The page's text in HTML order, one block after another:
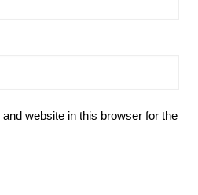
website in this browser for the